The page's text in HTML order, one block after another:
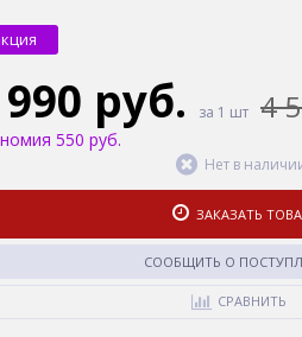
руб. за 1 шт 4
550 руб.
Нет в
ЗАКАЗАТЬ
СООБЩИТЬ О
СРАВНИТЬ